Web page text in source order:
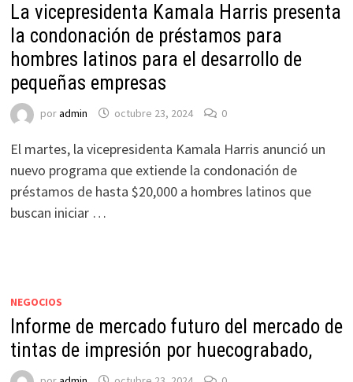
La vicepresidenta Kamala Harris presenta
la condonación de préstamos para
hombres latinos para el desarrollo de
pequeñas empresas
poradmin octubre 23, 2024 0
El martes, la vicepresidenta Kamala Harris anunció un
nuevo programa que extiende la condonación de
préstamos de hasta $20,000 a hombres latinos que
buscan iniciar …
NEGOCIOS
Informe de mercado futuro del mercado de
tintas de impresión por huecograbado,